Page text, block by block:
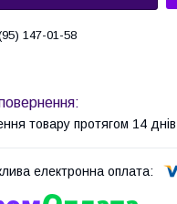
147-01-58
товару протягом 14 днів